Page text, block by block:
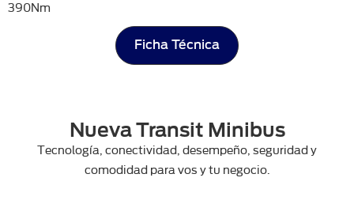
390Nm
Ficha Técnica
Nueva Transit Minibus
Tecnología, conectividad, desempeño, seguridad y
comodidad para vos y tu negocio.